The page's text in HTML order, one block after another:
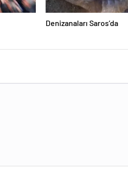
Denizanaları Saros’da